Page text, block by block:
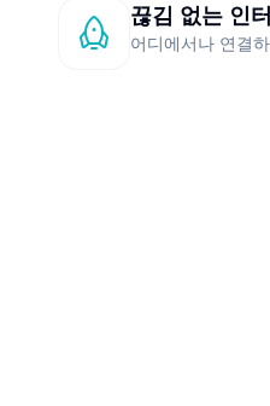
끊김 없는 인
어디에서나 연결